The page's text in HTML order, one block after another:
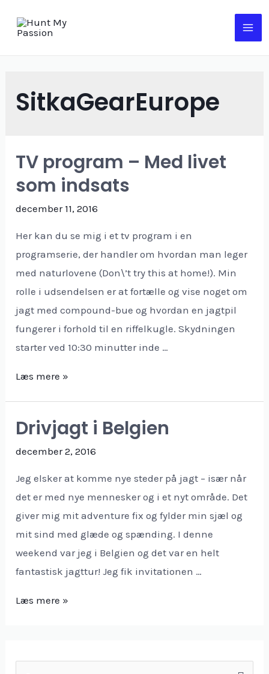
SitkaGearEurope
TV program – Med livet
som indsats
december 11, 2016
Her kan du se mig i et tv program i en
programserie, der handler om hvordan man leger
med naturlovene (Don\’t try this at home!). Min
rolle i udsendelsen er at fortælle og vise noget om
jagt med compound-bue og hvordan en jagtpil
fungerer i forhold til en riffelkugle. Skydningen
starter ved 10:30 minutter inde …
TV
Med
livet
indsats
Læs mere »
Drivjagt i Belgien
december 2, 2016
Jeg elsker at komme nye steder på jagt – især når
det er med nye mennesker og i et nyt område. Det
giver mig mit adventure fix og fylder min sjæl og
mit sind med glæde og spænding. I denne
weekend var jeg i Belgien og det var en helt
fantastisk jagttur! Jeg fik invitationen …
Drivjagt
Læs mere »